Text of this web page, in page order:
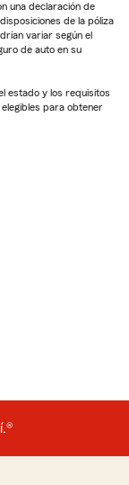
una declaración de
de la póliza
variar según el
de auto en su
estado y los requisitos
para obtener